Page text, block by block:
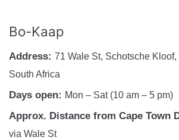
Bo-Kaap
Address: 71 Wale St, Schotsche
South Africa
Days open: Mon – Sat (10 am – 5 pm)
Approx. Distance from Cape Town
via Wale St